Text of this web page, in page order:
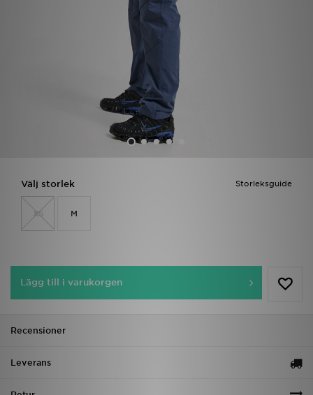
Storleksguide
Välj storlek
XS M
Lägg till i varukorgen
Recensioner
Leverans